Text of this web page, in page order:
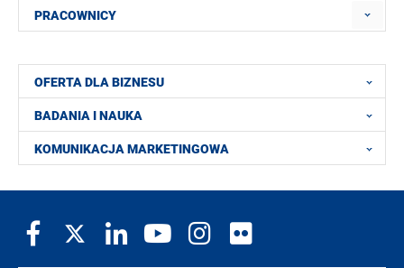
PRACOWNICY
OFERTA DLA BIZNESU
BADANIA I NAUKA
KOMUNIKACJA MARKETINGOWA